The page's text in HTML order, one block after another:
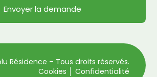
Envoyer la demande
Résidence – Tous droits réservés.
Cookies │ Confidentialité